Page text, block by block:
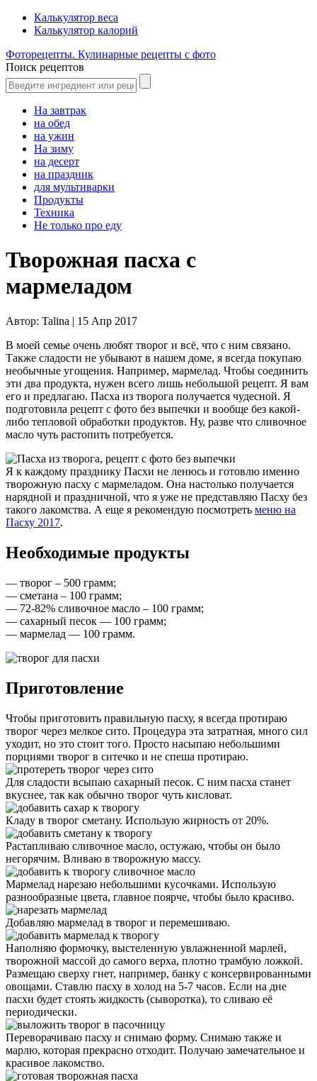
Калькулятор веса
Калькулятор калорий
Фоторецепты. Кулинарные рецепты с фото
Поиск рецептов
На завтрак
на обед
на ужин
На зиму
на десерт
на праздник
для мультиварки
Продукты
Техника
Не только про еду
Творожная пасха с
мармеладом
Автор: Talina | 15 Апр 2017
В моей семье очень любят творог и всё, что с ним связано.
Также сладости не убывают в нашем доме, я всегда покупаю
необычные угощения. Например, мармелад. Чтобы соединить
эти два продукта, нужен всего лишь небольшой рецепт. Я вам
его и предлагаю. Пасха из творога получается чудесной. Я
подготовила рецепт с фото без выпечки и вообще без какой-
либо тепловой обработки продуктов. Ну, разве что сливочное
масло чуть растопить потребуется.
Я к каждому празднику Пасхи не ленюсь и готовлю именно
творожную пасху с мармеладом. Она настолько получается
нарядной и праздничной, что я уже не представляю Пасху без
такого лакомства. А еще я рекомендую посмотреть меню на
Пасху 2017.
Необходимые продукты
— творог – 500 грамм;
— сметана – 100 грамм;
— 72-82% сливочное масло – 100 грамм;
— сахарный песок — 100 грамм;
— мармелад — 100 грамм.
Приготовление
Чтобы приготовить правильную пасху, я всегда протираю
творог через мелкое сито. Процедура эта затратная, много сил
уходит, но это стоит того. Просто насыпаю небольшими
порциями творог в ситечко и не спеша протираю.
Для сладости всыпаю сахарный песок. С ним пасха станет
вкуснее, так как обычно творог чуть кисловат.
Кладу в творог сметану. Использую жирность от 20%.
Растапливаю сливочное масло, остужаю, чтобы он было
негорячим. Вливаю в творожную массу.
Мармелад нарезаю небольшими кусочками. Использую
разнообразные цвета, главное поярче, чтобы было красиво.
Добавляю мармелад в творог и перемешиваю.
Наполняю формочку, выстеленную увлажненной марлей,
творожной массой до самого верха, плотно трамбую ложкой.
Размещаю сверху гнет, например, банку с консервированными
овощами. Ставлю пасху в холод на 5-7 часов. Если на дне
пасхи будет стоять жидкость (сыворотка), то сливаю её
периодически.
Переворачиваю пасху и снимаю форму. Снимаю также и
марлю, которая прекрасно отходит. Получаю замечательное и
красивое лакомство.